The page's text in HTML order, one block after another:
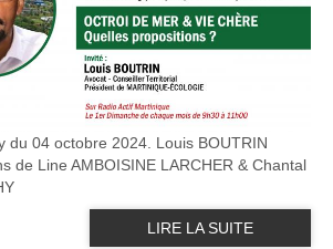
du 04 octobre 2024. Louis BOUTRIN
de Line AMBOISINE LARCHER & Chantal
LIRE LA SUITE